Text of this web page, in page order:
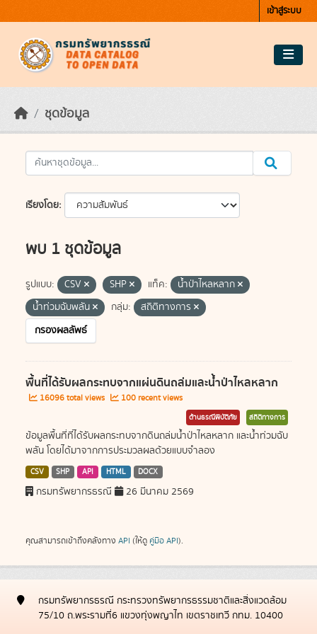
เข้าสู่ระบบ
ชุดข้อมูล
เรียงโดย
พบ 1 ชุดข้อมูล
รูปแบบ: CSV SHP แท็ค:
น้ำป่าไหลหลาก
น้ำท่วมฉับพลัน
กลุ่ม:
สถิติทางการ
กรองผลลัพธ์
พื้นที่ได้รับผลกระทบจากแผ่นดินถล่มและน้ำป่าไหลหลาก
16096 total views 100 recent views
ด้านธรณีพิบัติภัย สถิติทางการ
ข้อมูลพื้นที่ที่ได้รับผลกระทบจากดินถล่มน้ำป่าไหลหลาก และน้ำท่วมฉับ
พลัน โดยได้มาจากการประมวลผลด้วยแบบจำลอง
CSV SHP API HTML DOCX
กรมทรัพยากรธรณี 26 มีนาคม 2569
คุณสามารถเข้าถึงคลังทาง API (ให้ดู คู่มือ API).
กรมทรัพยากรธรณี กระทรวงทรัพยากรธรรมชาติและสิ่งแวดล้อม
75/10 ถ.พระรามที่6 แขวงทุ่งพญาไท เขตราชเทวี กทม. 10400